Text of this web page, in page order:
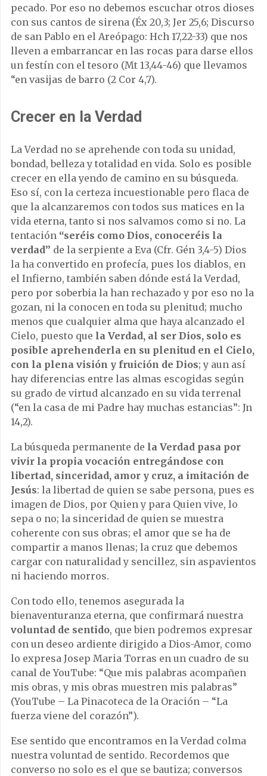
pecado. Por eso no debemos escuchar otros dioses
con sus cantos de sirena (Éx 20,3; Jer 25,6; Discurso
de san Pablo en el Areópago: Hch 17,22-33) que nos
lleven a embarrancar en las rocas para darse ellos
un festín con el tesoro (Mt 13,44-46) que llevamos
“en vasijas de barro (2 Cor 4,7).
Crecer en la Verdad
La Verdad no se aprehende con toda su unidad,
bondad, belleza y totalidad en vida. Solo es posible
crecer en ella yendo de camino en su búsqueda.
Eso sí, con la certeza incuestionable pero flaca de
que la alcanzaremos con todos sus matices en la
vida eterna, tanto si nos salvamos como si no. La
tentación “seréis como Dios, conoceréis la
verdad” de la serpiente a Eva (Cfr. Gén 3,4-5) Dios
la ha convertido en profecía, pues los diablos, en
el Infierno, también saben dónde está la Verdad,
pero por soberbia la han rechazado y por eso no la
gozan, ni la conocen en toda su plenitud; mucho
menos que cualquier alma que haya alcanzado el
Cielo, puesto que la Verdad, al ser Dios, solo es
posible aprehenderla en su plenitud en el Cielo,
con la plena visión y fruición de Dios; y aun así
hay diferencias entre las almas escogidas según
su grado de virtud alcanzado en su vida terrenal
(“en la casa de mi Padre hay muchas estancias”: Jn
14,2).
La búsqueda permanente de la Verdad pasa por
vivir la propia vocación entregándose con
libertad, sinceridad, amor y cruz, a imitación de
Jesús: la libertad de quien se sabe persona, pues es
imagen de Dios, por Quien y para Quien vive, lo
sepa o no; la sinceridad de quien se muestra
coherente con sus obras; el amor que se ha de
compartir a manos llenas; la cruz que debemos
cargar con naturalidad y sencillez, sin aspavientos
ni haciendo morros.
Con todo ello, tenemos asegurada la
bienaventuranza eterna, que confirmará nuestra
voluntad de sentido, que bien podremos expresar
con un deseo ardiente dirigido a Dios-Amor, como
lo expresa Josep Maria Torras en un cuadro de su
canal de YouTube: “Que mis palabras acompañen
mis obras, y mis obras muestren mis palabras”
(YouTube – La Pinacoteca de la Oración – “La
fuerza viene del corazón”).
Ese sentido que encontramos en la Verdad colma
nuestra voluntad de sentido. Recordemos que
converso no solo es el que se bautiza; conversos